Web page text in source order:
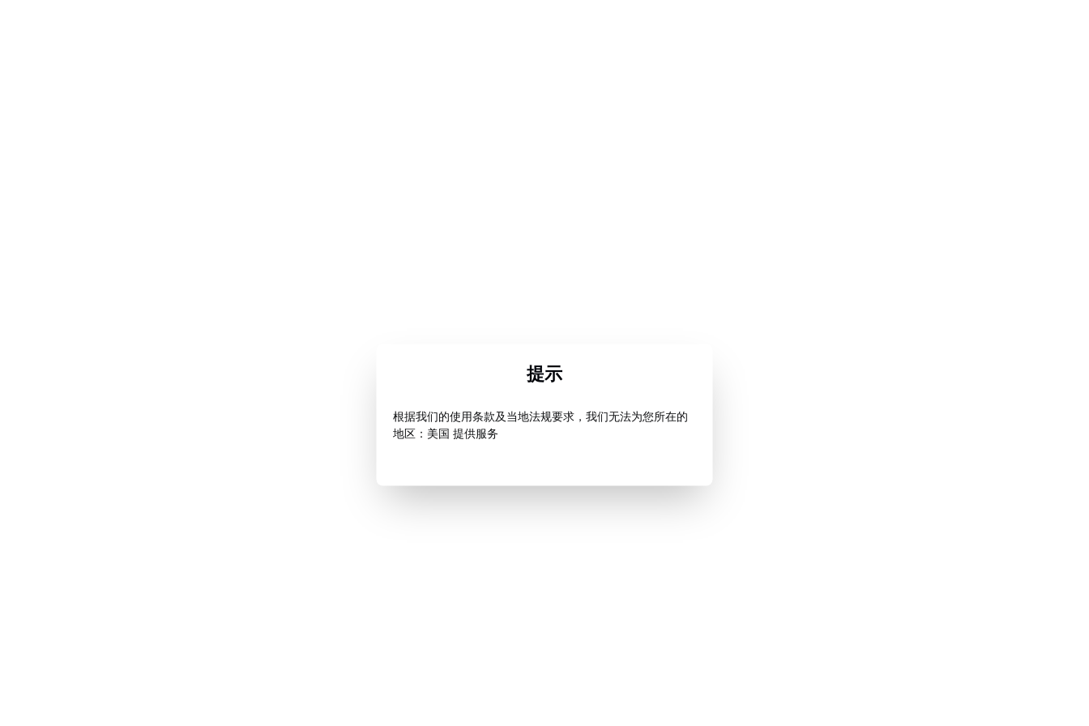
提示
根据我们的使用条款及当地法规要求，我们无法为您所在的
地区：美国 提供服务